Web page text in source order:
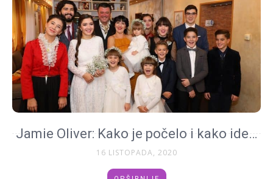
Jamie Oliver: Kako je počelo i kako ide…
16 LISTOPADA, 2020